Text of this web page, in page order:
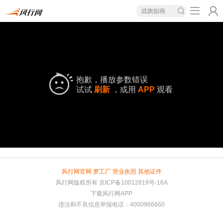
战旗如画
抱歉，播放参数错误
试试 刷新 ，或用 APP 观看
风行网官网 梦工厂 营业执照 其他证件
风行网版权所有 京ICP备10012819号-16A
下载风行网APP
违法和不良信息举报电话：4000966660